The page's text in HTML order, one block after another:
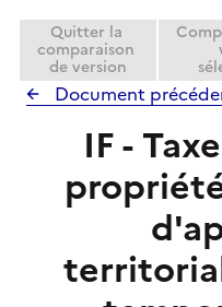
e
rQuitter la
comparaison
de version
Document
IF -